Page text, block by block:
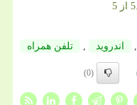
از 5
اندروید تلفن همراه
(0)